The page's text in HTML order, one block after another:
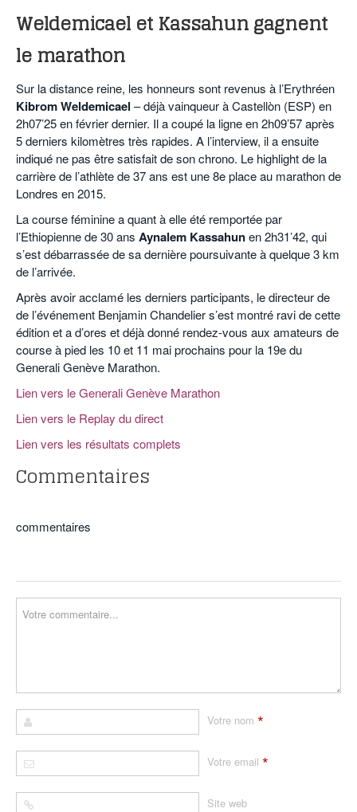
Weldemicael et Kassahun gagnent
le marathon
Sur la distance reine, les honneurs sont revenus à l’Erythréen
Kibrom Weldemicael – déjà vainqueur à Castellòn (ESP) en
2h07’25 en février dernier. Il a coupé la ligne en 2h09’57 après
5 derniers kilomètres très rapides. A l’interview, il a ensuite
indiqué ne pas être satisfait de son chrono. Le highlight de la
carrière de l’athlète de 37 ans est une 8e place au marathon de
Londres en 2015.
La course féminine a quant à elle été remportée par
l’Ethiopienne de 30 ans Aynalem Kassahunen 2h31’42, qui
s’est débarrassée de sa dernière poursuivante à quelque 3 km
de l’arrivée.
Après avoir acclamé les derniers participants, le directeur de
de l’événement Benjamin Chandelier s’est montré ravi de cette
édition et a d’ores et déjà donné rendez-vous aux amateurs de
course à pied les 10 et 11 mai prochains pour la 19e du
Generali Genève Marathon.
Lien vers le Generali Genève Marathon
Lien vers le Replay du direct
Lien vers les résultats complets
Commentaires
commentaires
Votre nom *
Votre email *
Site web